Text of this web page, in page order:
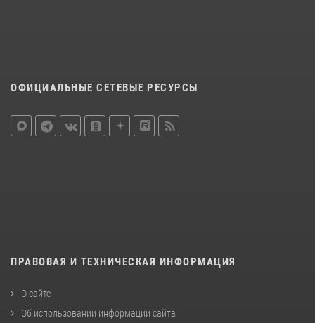
ОФИЦИАЛЬНЫЕ СЕТЕВЫЕ РЕСУРСЫ
ПРАВОВАЯ И ТЕХНИЧЕСКАЯ ИНФОРМАЦИЯ
О сайте
Об использовании информации сайта